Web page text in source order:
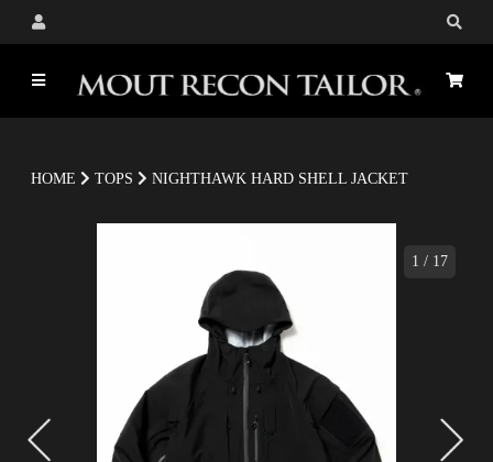
HOME TOPS NIGHTHAWK HARD SHELL JACKET
1 / 17